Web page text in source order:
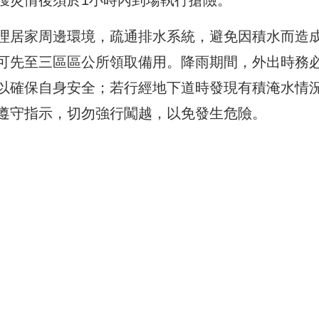
居家周邊環境，疏通排水系統，避免因積水而造
先至三區區公所領取備用。降雨期間，外出時務
確保自身安全；若行經地下道時發現有積淹水情
指示，切勿強行闖越，以免發生危險。